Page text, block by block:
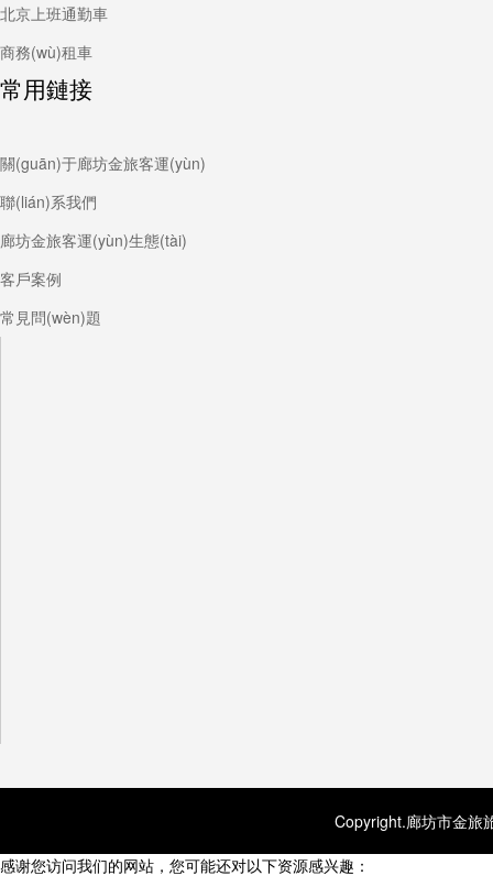
北京上班通勤車
商務(wù)租車
常用鏈接
關(guān)于廊坊金旅客運(yùn)
聯(lián)系我們
廊坊金旅客運(yùn)生態(tài)
客戶案例
常見問(wèn)題
Copyright.廊坊市金旅
感谢您访问我们的网站，您可能还对以下资源感兴趣：